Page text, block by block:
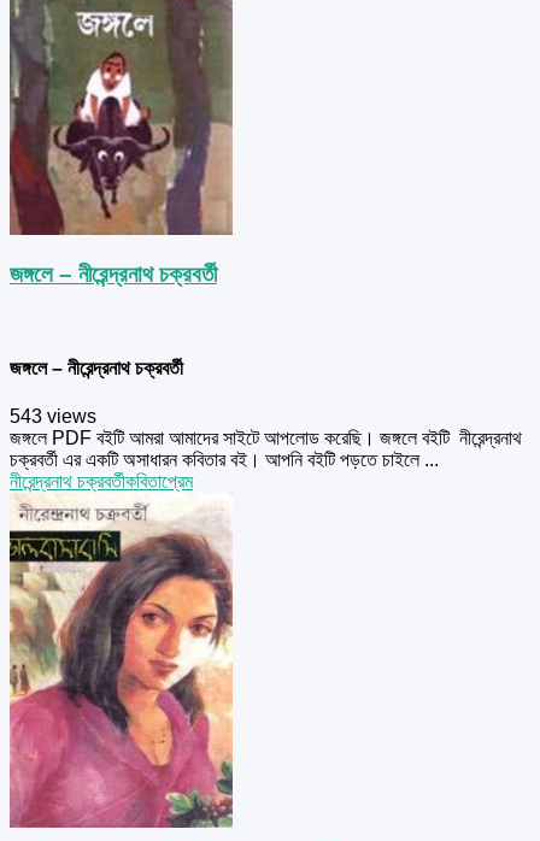
জঙ্গলে – নীরেন্দ্রনাথ চক্রবর্তী
জঙ্গলে – নীরেন্দ্রনাথ চক্রবর্তী
543 views
জঙ্গলে PDF বইটি আমরা আমাদের সাইটে আপলোড করেছি। জঙ্গলে বইটি নীরেন্দ্রনাথ
চক্রবর্তী এর একটি অসাধারন কবিতার বই। আপনি বইটি পড়তে চাইলে ...
নীরেন্দ্রনাথ চক্রবর্তীকবিতাপ্রেম